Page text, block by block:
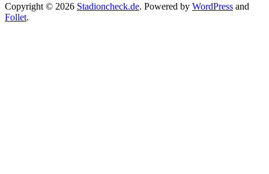
Copyright © 2026 Stadioncheck.de. Powered by WordPress and
Follet.